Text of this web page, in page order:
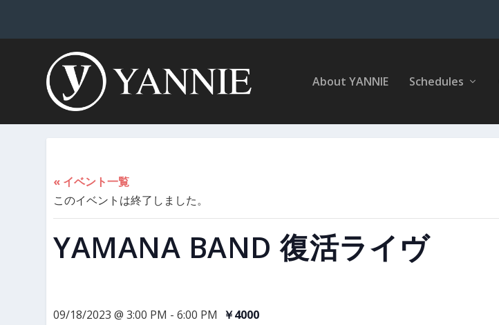
About YANNIE Schedules
« イベント一覧
このイベントは終了しました。
YAMANA BAND 復活ライヴ
09/18/2023 @ 3:00 PM -6:00 PM ￥4000